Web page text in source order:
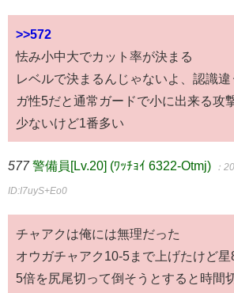
>>572
怯み小中大でカット率が決まる
レベルで決まるんじゃないよ、認識違
ガ性5だと通常ガードで小に出来る攻
少ないけど1番多い
577 警備員[Lv.20] (ﾜｯﾁｮｲ 6322-Otmj) ：
ID:I7uyS+Eo0
チャアクは俺には無理だった
オウガチャアク10-5まで上げたけど星
5倍を尻尾切って倒そうとすると時間